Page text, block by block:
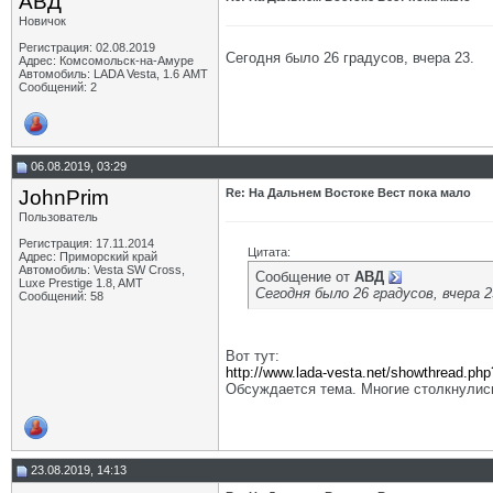
Новичок
Регистрация: 02.08.2019
Адрес: Комсомольск-на-Амуре
Автомобиль: LADA Vesta, 1.6 АМТ
Сообщений: 2
Сегодня было 26 градусов, вчера 23.
06.08.2019, 03:29
JohnPrim
Пользователь
Регистрация: 17.11.2014
Адрес: Приморский край
Автомобиль: Vesta SW Cross,
Luxe Prestige 1.8, AMT
Сообщений: 58
Re: На Дальнем Востоке Вест пока мало
Цитата:
Сообщение от АВД
Сегодня было 26 градусов, вчера
Вот тут:
http://www.lada-vesta.net/
Обсуждается тема. Многие
23.08.2019, 14:13